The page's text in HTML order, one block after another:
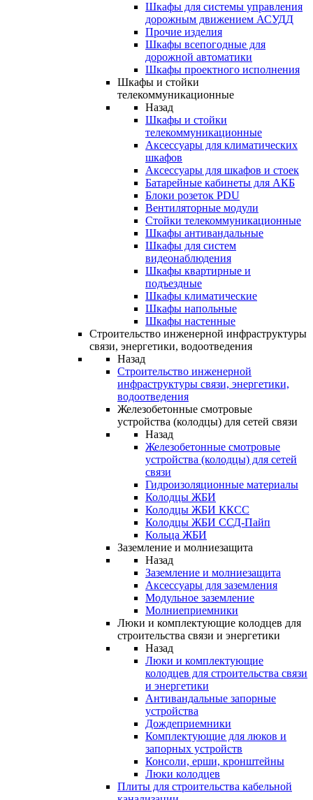
Шкафы для системы управления
дорожным движением АСУДД
Прочие изделия
Шкафы всепогодные для
дорожной автоматики
Шкафы проектного исполнения
Шкафы и стойки
телекоммуникационные
Назад
Шкафы и стойки
телекоммуникационные
Аксессуары для климатических
шкафов
Аксессуары для шкафов и стоек
Батарейные кабинеты для АКБ
Блоки розеток PDU
Вентиляторные модули
Стойки телекоммуникационные
Шкафы антивандальные
Шкафы для систем
видеонаблюдения
Шкафы квартирные и
подъездные
Шкафы климатические
Шкафы напольные
Шкафы настенные
Строительство инженерной инфраструктуры
связи, энергетики, водоотведения
Назад
Строительство инженерной
инфраструктуры связи, энергетики,
водоотведения
Железобетонные смотровые
устройства (колодцы) для сетей связи
Назад
Железобетонные смотровые
устройства (колодцы) для сетей
связи
Гидроизоляционные материалы
Колодцы ЖБИ
Колодцы ЖБИ ККСС
Колодцы ЖБИ ССД-Пайп
Кольца ЖБИ
Заземление и молниезащита
Назад
Заземление и молниезащита
Аксессуары для заземления
Модульное заземление
Молниеприемники
Люки и комплектующие колодцев для
строительства связи и энергетики
Назад
Люки и комплектующие
колодцев для строительства связи
и энергетики
Антивандальные запорные
устройства
Дождеприемники
Комплектующие для люков и
запорных устройств
Консоли, ерши, кронштейны
Люки колодцев
Плиты для строительства кабельной